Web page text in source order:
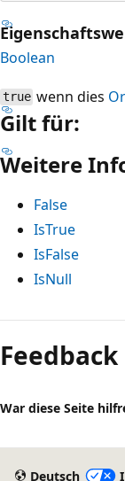
Boolean
true wenn dies
Gilt für:
Weitere
False
IsTrue
IsFalse
IsNull
Lesemodus
deaktiviert
Feedback
War diese Seite
Deutsch